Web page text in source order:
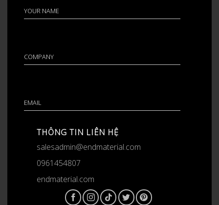
THÔNG TIN LIÊN HỆ
salesadmin@endmaterial.com
0961454807
endmaterial.com